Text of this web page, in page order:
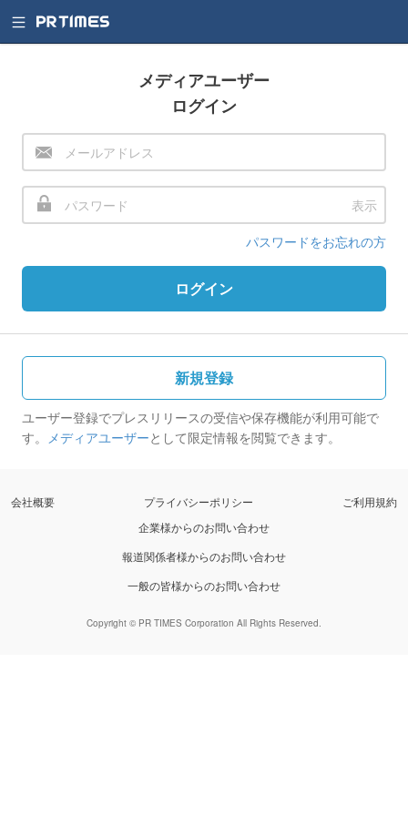
メディアユーザー
ログイン
表示
パスワードをお忘れの方
ログイン
新規登録
ユーザー登録でプレスリリースの受信や保存機能が利用可能で
す。 メディアユーザーとして限定情報を閲覧できます。
会社概要 プライバシーポリシー
ご利用規約
企業様からのお問い合わせ
報道関係者様からのお問い合わせ
一般の皆様からのお問い合わせ
Copyright © PR TIMES Corporation All Rights Reserved.